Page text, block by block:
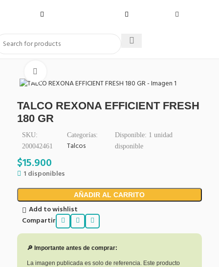
TALCO REXONA EFFICIENT FRESH
180 GR
SKU:
200042461
Categorías:
Talcos
Disponible: 1 unidad
disponible
$15.900
1 disponibles
AÑADIR AL CARRITO
Add to wishlist
Compartir
🔎 Importante antes de comprar:
La imagen publicada es solo de referencia. Este producto